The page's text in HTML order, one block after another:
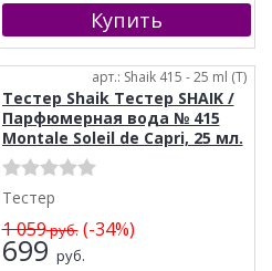
арт.: Shaik 415 - 25 ml (T)
Тестер Shaik Тестер SHAIK /
Парфюмерная вода № 415
Montale Soleil de Capri, 25 мл.
Тестер
1 059руб.(-34%)
699 руб.